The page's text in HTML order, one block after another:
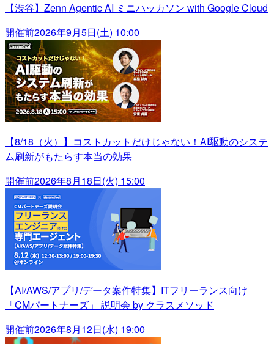
【渋谷】Zenn Agentic AI ミニハッカソン with Google Cloud
開催前2026年9月5日(土) 10:00
【8/18（火）】コストカットだけじゃない！AI駆動のシステ
ム刷新がもたらす本当の効果
開催前2026年8月18日(火) 15:00
【AI/AWS/アプリ/データ案件特集】ITフリーランス向け
「CMパートナーズ」 説明会 by クラスメソッド
開催前2026年8月12日(水) 19:00